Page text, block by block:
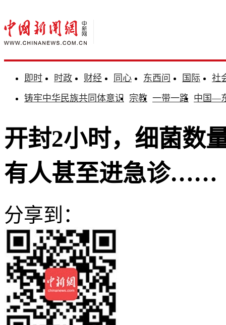
即时 时政 财经 同心 东西问 国际
社
铸牢中华民族共同体意识 宗教 一带一路 中国—
开封2小时，细菌数
有人甚至进急诊……
分享到：